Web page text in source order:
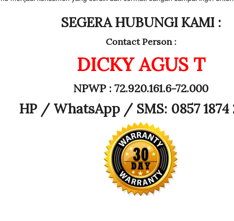
SEGERA HUBUNGI KAMI :
Contact Person :
DICKY AGUS T
NPWP : 72.920.161.6-72.000
HP / WhatsApp / SMS: 0857 1874